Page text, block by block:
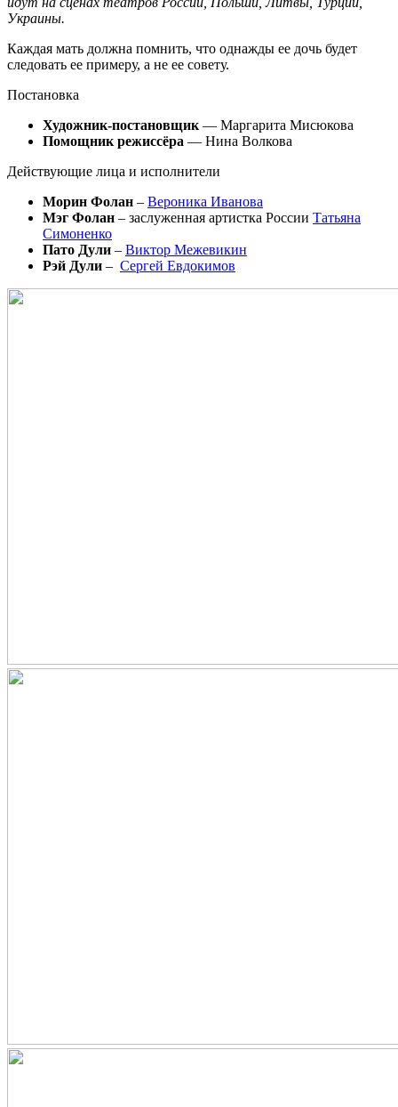
Украины.
Каждая мать должна помнить, что однажды ее дочь будет
следовать ее примеру, а не ее совету.
Постановка
Художник-постановщик — Маргарита Мисюкова
Помощник режиссёра — Нина Волкова
Действующие лица и исполнители
Морин Фолан – Вероника Иванова
Мэг Фолан – заслуженная артистка России Татьяна
Симоненко
Пато Дули – Виктор Межевикин
Рэй Дули – Сергей Евдокимов